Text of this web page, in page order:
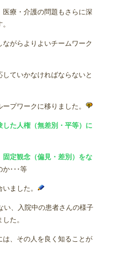
療・介護の問題もさらに深
がらよりよいチームワーク
ていかなければならないと
プワークに移りました。
した人権（無差別・平等）に
固定観念（偏見・差別）をな
か･･･等
ました。
い、入院中の患者さんの様子
た。
は、その人を良く知ることが